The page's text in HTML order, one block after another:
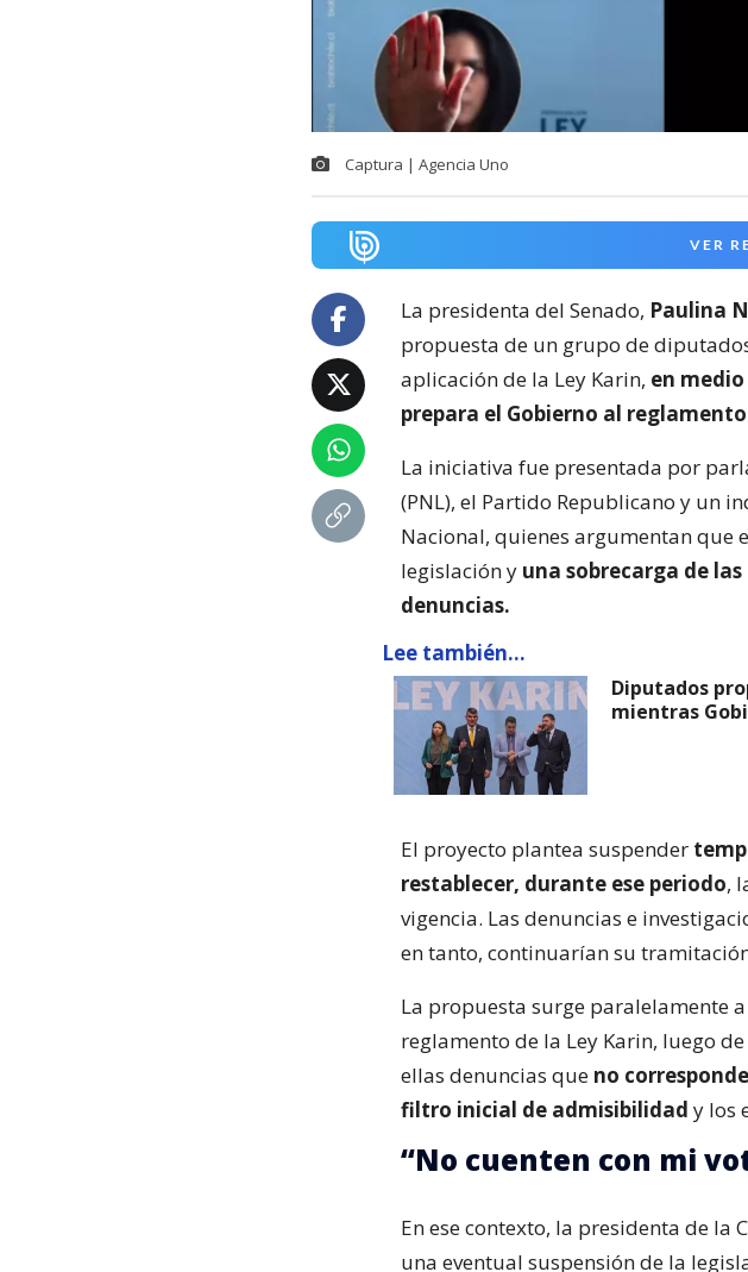
Captura | Agencia Uno
VER
La presidenta del Senado, Paulina
propuesta de un grupo de
aplicación de la Ley Karin, en
prepara el Gobierno al
La iniciativa fue presentada por
(PNL), el Partido Republicano y un
Nacional, quienes argumentan que
legislación y una sobrecarga de
denuncias.
Lee también...
Diputados
mientras
El proyecto plantea suspender
restablecer, durante ese periodo,
vigencia. Las denuncias e
en tanto, continuarían su
La propuesta surge paralelamente
reglamento de la Ley Karin, luego
ellas denuncias que no
filtro inicial de admisibilidad y los
“No cuenten con mi
En ese contexto, la presidenta de la
una eventual suspensión de la